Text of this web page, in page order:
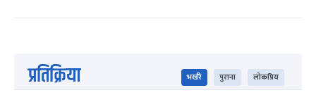
प्रतिक्रिया भर्खरै पुराना लोकप्रिय